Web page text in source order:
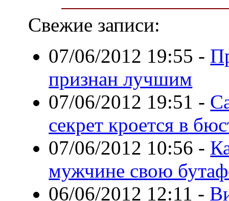
Свежие записи:
07/06/2012 19:55 -
признан лучшим
07/06/2012 19:51 -
секрет кроется в
07/06/2012 10:56 -
мужчине свою
06/06/2012 12:11 -